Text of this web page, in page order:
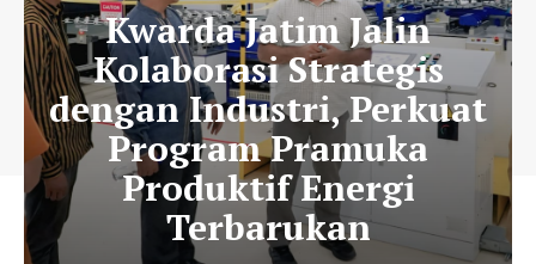
Kwarda Jatim Jalin
Kolaborasi Strategis
dengan Industri, Perkuat
Program Pramuka
Produktif Energi
Terbarukan